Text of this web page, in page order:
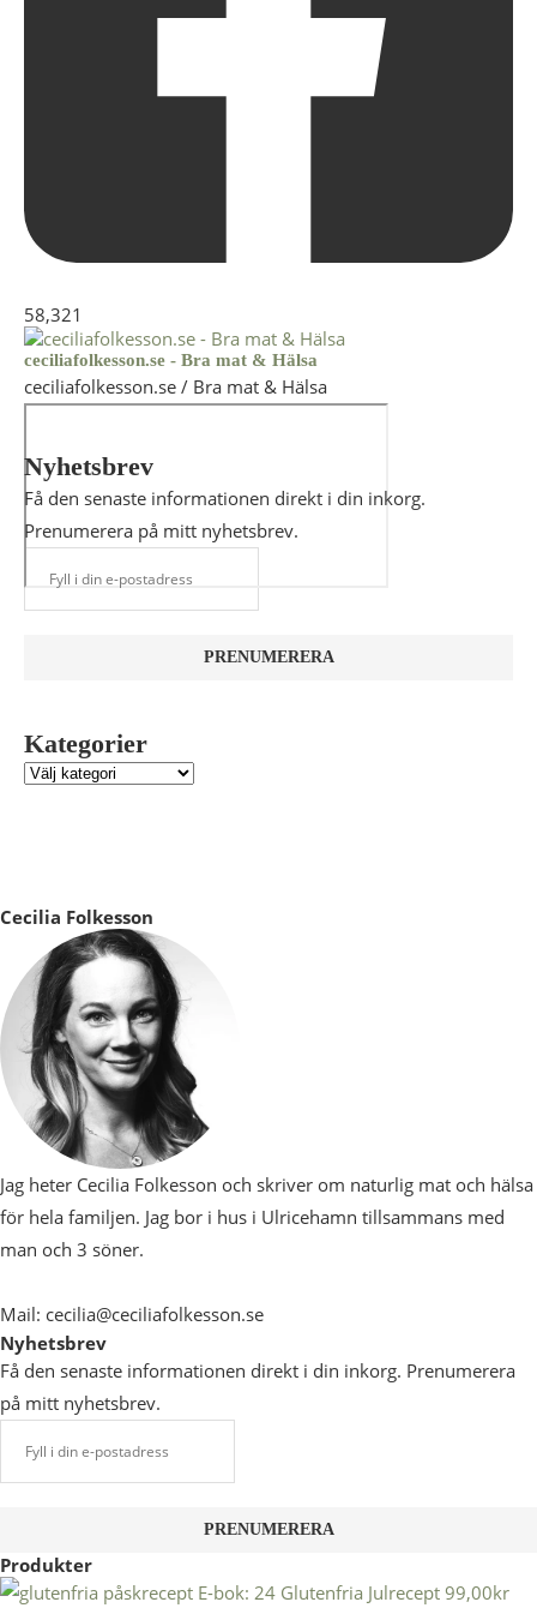
58,321
ceciliafolkesson.se - Bra mat & Hälsa
ceciliafolkesson.se / Bra mat & Hälsa
Nyhetsbrev
Få den senaste informationen direkt i din inkorg.
Prenumerera på mitt nyhetsbrev.
Kategorier
Cecilia Folkesson
Jag heter Cecilia Folkesson och skriver om naturlig mat och hälsa
för hela familjen. Jag bor i hus i Ulricehamn tillsammans med
man och 3 söner.
Mail: cecilia@ceciliafolkesson.se
Nyhetsbrev
Få den senaste informationen direkt i din inkorg. Prenumerera
på mitt nyhetsbrev.
Produkter
E-bok: 24 Glutenfria Julrecept 99,00kr